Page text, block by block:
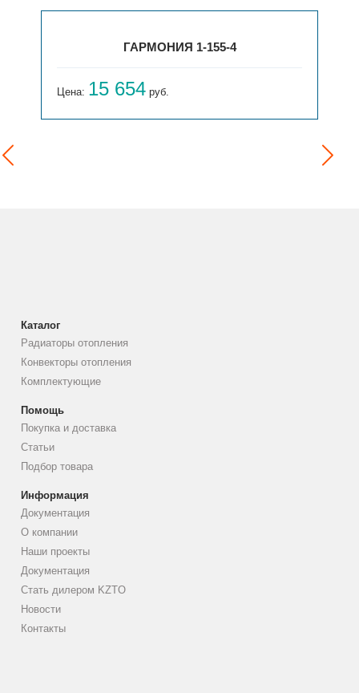
ГАРМОНИЯ 1-155-4
Цена: 15 654 руб.
Каталог
Радиаторы отопления
Конвекторы отопления
Комплектующие
Помощь
Покупка и доставка
Статьи
Подбор товара
Информация
Документация
О компании
Наши проекты
Документация
Стать дилером KZTO
Новости
Контакты